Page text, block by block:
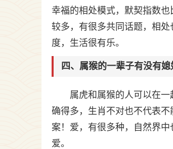
幸福的相处模式，默契指数
较多，有很多共同话题，相
度，生活很有乐。
四、属猴的一辈子有没有
属虎和属猴的人可以在
确得多，生肖不对也不代表
案！爱，有很多种，自然界
爱。